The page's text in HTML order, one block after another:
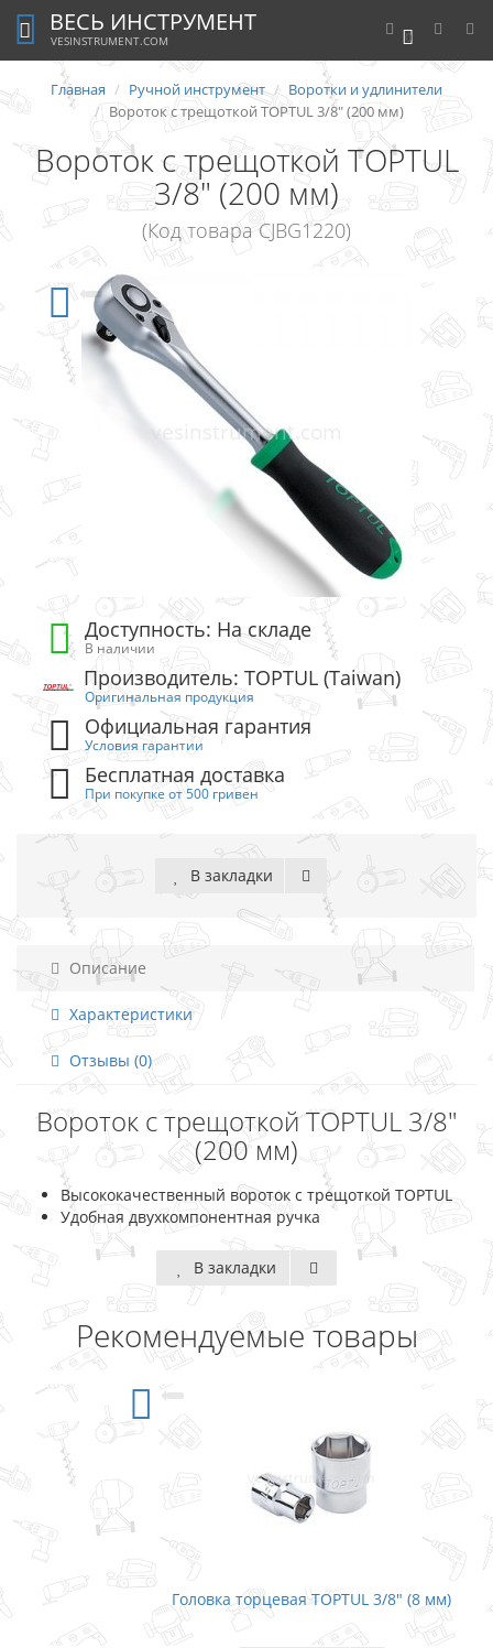
0
ВЕСЬ ИНСТРУМЕНТ
VESINSTRUMENT.COM
Главная Ручной инструмент
Воротки и удлинители
Вороток с трещоткой TOPTUL 3/8" (200 мм)
Вороток с трещоткой TOPTUL
3/8" (200 мм)
(Код товара CJBG1220)
Доступность: На складе
В наличии
Производитель: TOPTUL (Taiwan)
Оригинальная продукция
Официальная гарантия
Условия гарантии
Бесплатная доставка
При покупке от 500 гривен
В закладки
Описание
Характеристики
Отзывы (0)
Вороток с трещоткой TOPTUL 3/8"
(200 мм)
Высококачественный вороток с трещоткой TOPTUL
Удобная двухкомпонентная ручка
В закладки
Рекомендуемые товары
Головка торцевая TOPTUL 3/8" (8 мм)